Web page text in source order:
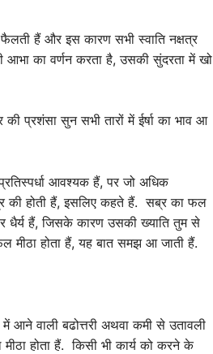
हैं और इस कारण सभी स्वाति नक्षत्र
आभा का वर्णन करता है, उसकी सुंदरता में खो
प्रशंसा सुन सभी तारों में ईर्षा का भाव आ
आवश्यक हैं, पर जो अधिक
की होती हैं, इसलिए कहते हैं. सब्र का फल
धैर्य हैं, जिसके कारण उसकी ख्याति तुम से
होता हैं, यह बात समझ आ जाती हैं.
वाली बढोत्तरी अथवा कमी से उतावली
होता हैं. किसी भी कार्य को करने के